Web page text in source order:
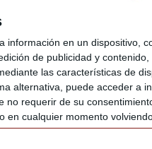
información en un dispositivo,
de publicidad y
las características de
alternativa, puede acceder
requerir de su
cualquier momento